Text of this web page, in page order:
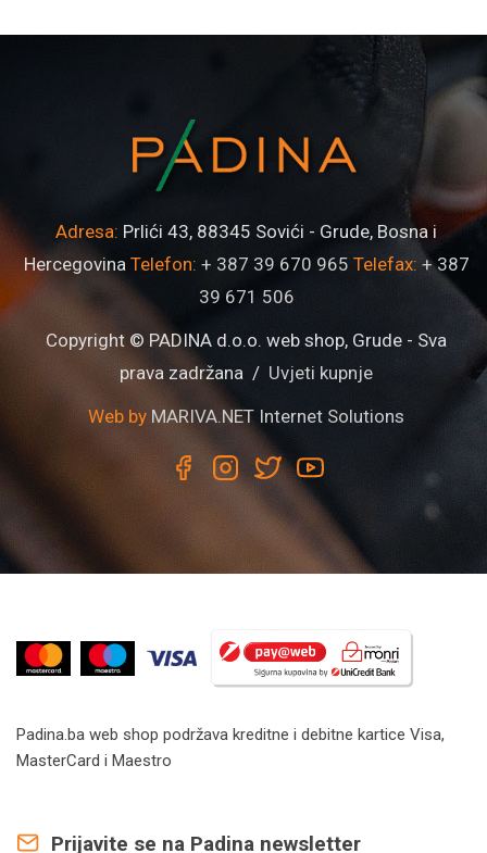
Adresa: Prlići 43, 88345 Sovići - Grude, Bosna i
Hercegovina Telefon: + 387 39 670 965 Telefax: + 387
39 671 506
Copyright © PADINA d.o.o. web shop, Grude - Sva
prava zadržana / Uvjeti kupnje
Web by MARIVA.NET Internet Solutions
Padina.ba web shop podržava kreditne i debitne kartice Visa,
MasterCard i Maestro
Prijavite se na Padina newsletter